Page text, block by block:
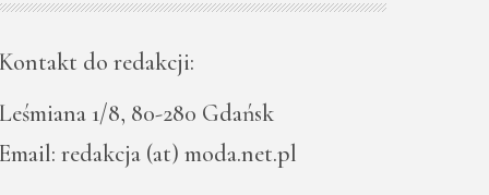
Kontakt do redakcji:
Leśmiana 1/8, 80-280 Gdańsk
Email: redakcja (at) moda.net.pl